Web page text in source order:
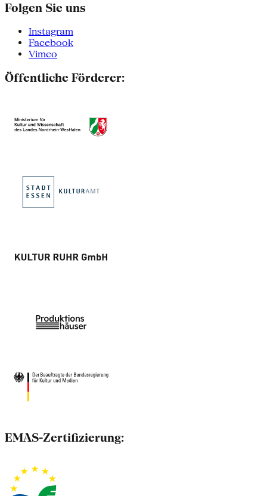
Folgen Sie uns
Instagram
Facebook
Vimeo
Öffentliche Förderer:
EMAS-Zertifizierung: